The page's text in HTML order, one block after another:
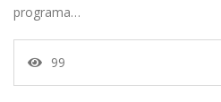
programa…
99